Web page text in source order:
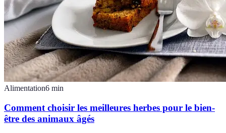
Alimentation6 min
Comment choisir les meilleures herbes pour le bien-
être des animaux âgés